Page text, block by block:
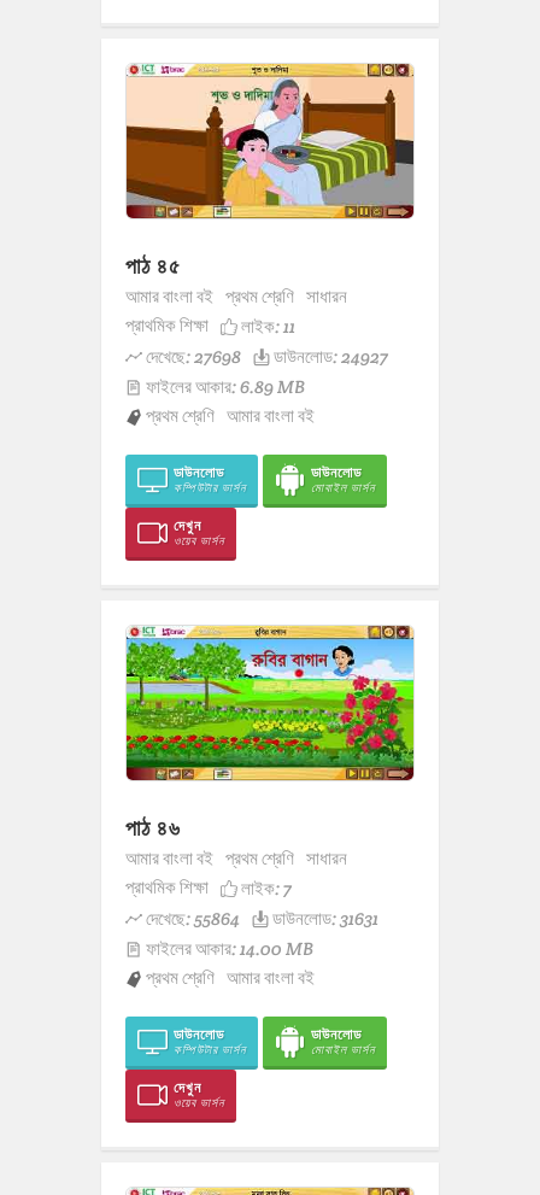
পাঠ ৪৫
আমার বাংলা বই প্রথম শ্রেণি সাধারন
প্রাথমিক শিক্ষা
লাইক:11
দেখেছে: 27698
ডাউনলোড: 24927
ফাইলের আকার: 6.89 MB
প্রথম শ্রেণি আমার বাংলা বই
ডাউনলোড
কম্পিউটার ভার্সন
ডাউনলোড
মোবাইল ভার্সন
দেখুন
ওয়েব ভার্সন
পাঠ ৪৬
আমার বাংলা বই প্রথম শ্রেণি সাধারন
প্রাথমিক শিক্ষা
লাইক:7
দেখেছে: 55864
ডাউনলোড: 31631
ফাইলের আকার: 14.00 MB
প্রথম শ্রেণি আমার বাংলা বই
ডাউনলোড
কম্পিউটার ভার্সন
ডাউনলোড
মোবাইল ভার্সন
দেখুন
ওয়েব ভার্সন